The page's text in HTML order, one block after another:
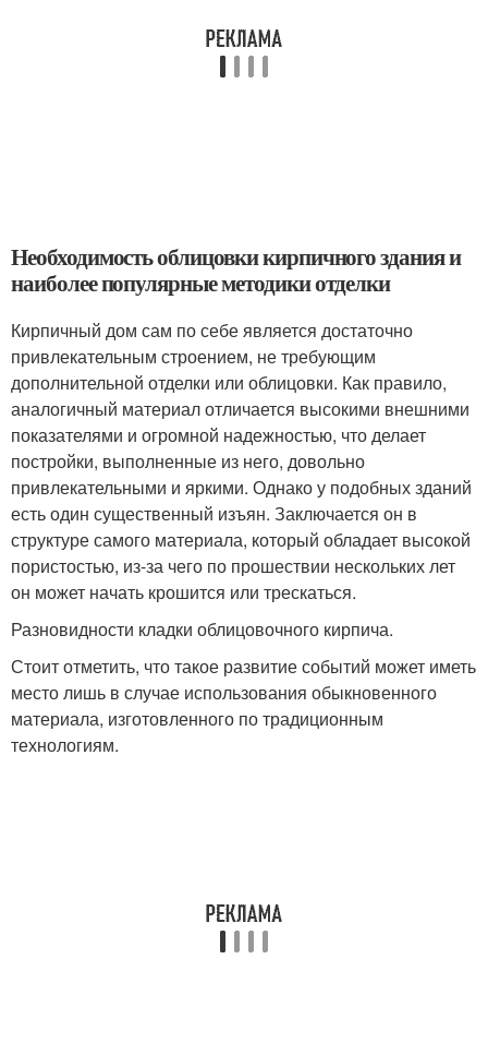
Необходимость облицовки кирпичного здания и
наиболее популярные методики отделки
Кирпичный дом сам по себе является достаточно
привлекательным строением, не требующим
дополнительной отделки или облицовки. Как правило,
аналогичный материал отличается высокими внешними
показателями и огромной надежностью, что делает
постройки, выполненные из него, довольно
привлекательными и яркими. Однако у подобных зданий
есть один существенный изъян. Заключается он в
структуре самого материала, который обладает высокой
пористостью, из-за чего по прошествии нескольких лет
он может начать крошится или трескаться.
Разновидности кладки облицовочного кирпича.
Стоит отметить, что такое развитие событий может иметь
место лишь в случае использования обыкновенного
материала, изготовленного по традиционным
технологиям.